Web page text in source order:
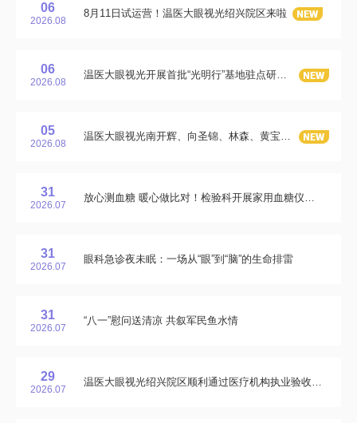
06
2026.08
8月11日试运营！温医大眼视光绍兴院区来啦
06
2026.08
温医大眼视光开展首批“光明行”基地驻点研究生实践
05
2026.08
温医大眼视光南开辉、向圣锦、林森、黄宝珊等：扇环形微针向小梁网靶向共递送Nmnat1和NAM阻止青光眼下小梁网线粒体功能丧失
31
2026.07
放心测血糖 暖心做比对！检验科开展家用血糖仪公益比对活动
31
2026.07
眼科急诊夜未眠：一场从“眼”到“脑”的生命排雷
31
2026.07
“八一”慰问送清凉 共叙军民鱼水情
29
2026.07
温医大眼视光绍兴院区顺利通过医疗机构执业验收并获批《医疗机构执业许可证》